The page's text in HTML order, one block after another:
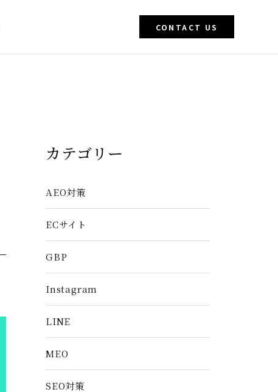
CONTACT US
カテゴリー
AEO対策
ECサイト
GBP
Instagram
LINE
MEO
SEO対策